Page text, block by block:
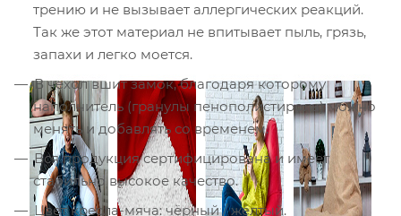
трению и не вызывает аллергических реакций.
Так же этот материал не впитывает пыль, грязь,
запахи и легко моется.
В чехол вшит замок, благодаря которому
наполнитель (гранулы пенополистирола) можно
менять и добавлять со временем.
Вся продукция сертифицирована и имеет
стабильно высокое качество.
Цвет кресла-мяча: чёрный / жёлтый.